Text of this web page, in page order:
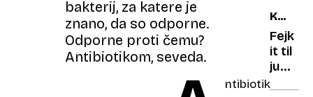
bakterij, za katere je
znano, da so odporne.
Odporne proti čemu?
Antibiotikom, seveda.
ntibiotik
nam
jih
zadnji
KAJA
​Fejk
it til
ju